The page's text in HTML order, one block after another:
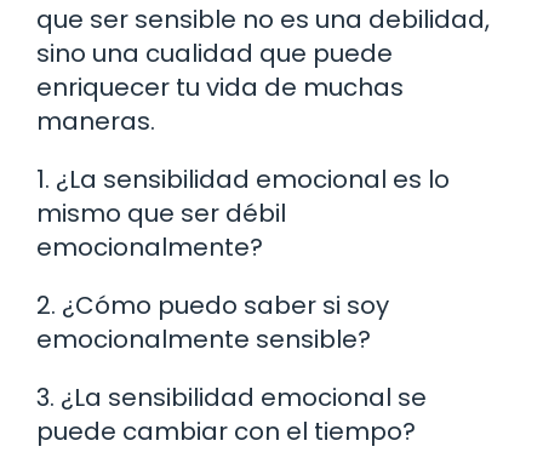
que ser sensible no es una debilidad,
sino una cualidad que puede
enriquecer tu vida de muchas
maneras.
1. ¿La sensibilidad emocional es lo
mismo que ser débil
emocionalmente?
2. ¿Cómo puedo saber si soy
emocionalmente sensible?
3. ¿La sensibilidad emocional se
puede cambiar con el tiempo?